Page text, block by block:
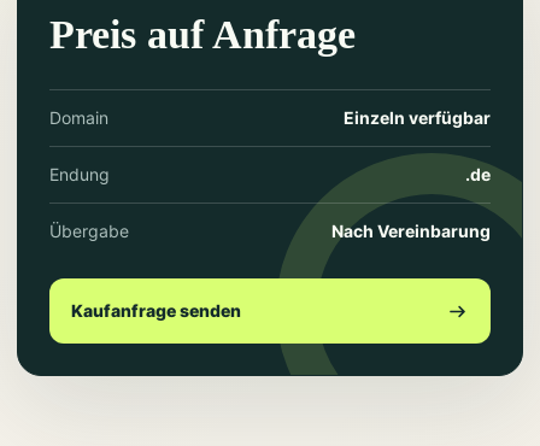
Preis auf Anfrage
Domain Einzeln verfügbar
Endung .de
Übergabe Nach Vereinbarung
Kaufanfrage senden